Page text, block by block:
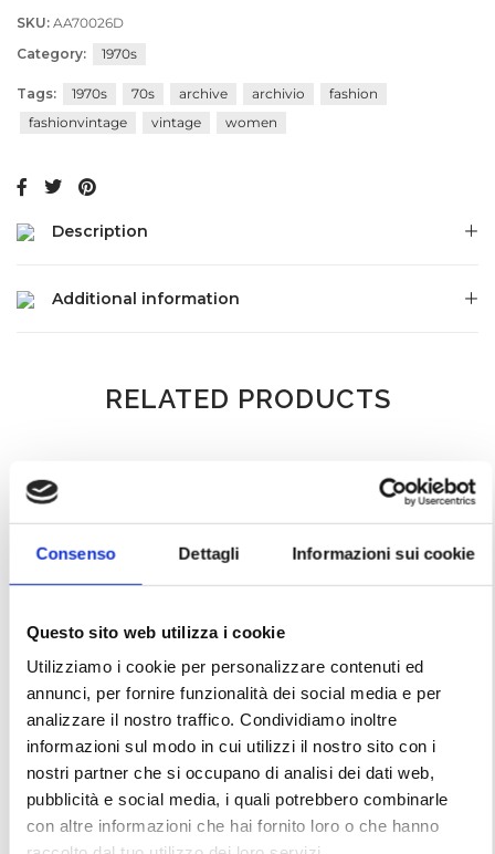
Consenso Dettagli Informazioni sui cookie
Questo sito web utilizza i cookie
Utilizziamo i cookie per personalizzare contenuti ed
annunci, per fornire funzionalità dei social media e per
analizzare il nostro traffico. Condividiamo inoltre
informazioni sul modo in cui utilizzi il nostro sito con i
nostri partner che si occupano di analisi dei dati web,
pubblicità e social media, i quali potrebbero combinarle
con altre informazioni che hai fornito loro o che hanno
Description
Additional information
SKU: AA70026D
Category:
1970s
Tags: 1970s 70s archive archivio
fashion
fashionvintage
vintage women
RELATED PRODUCTS
Chanel – Blue Suit
FW1968/1969
Gianfranco Ferré – Ivory
Cape SS1988